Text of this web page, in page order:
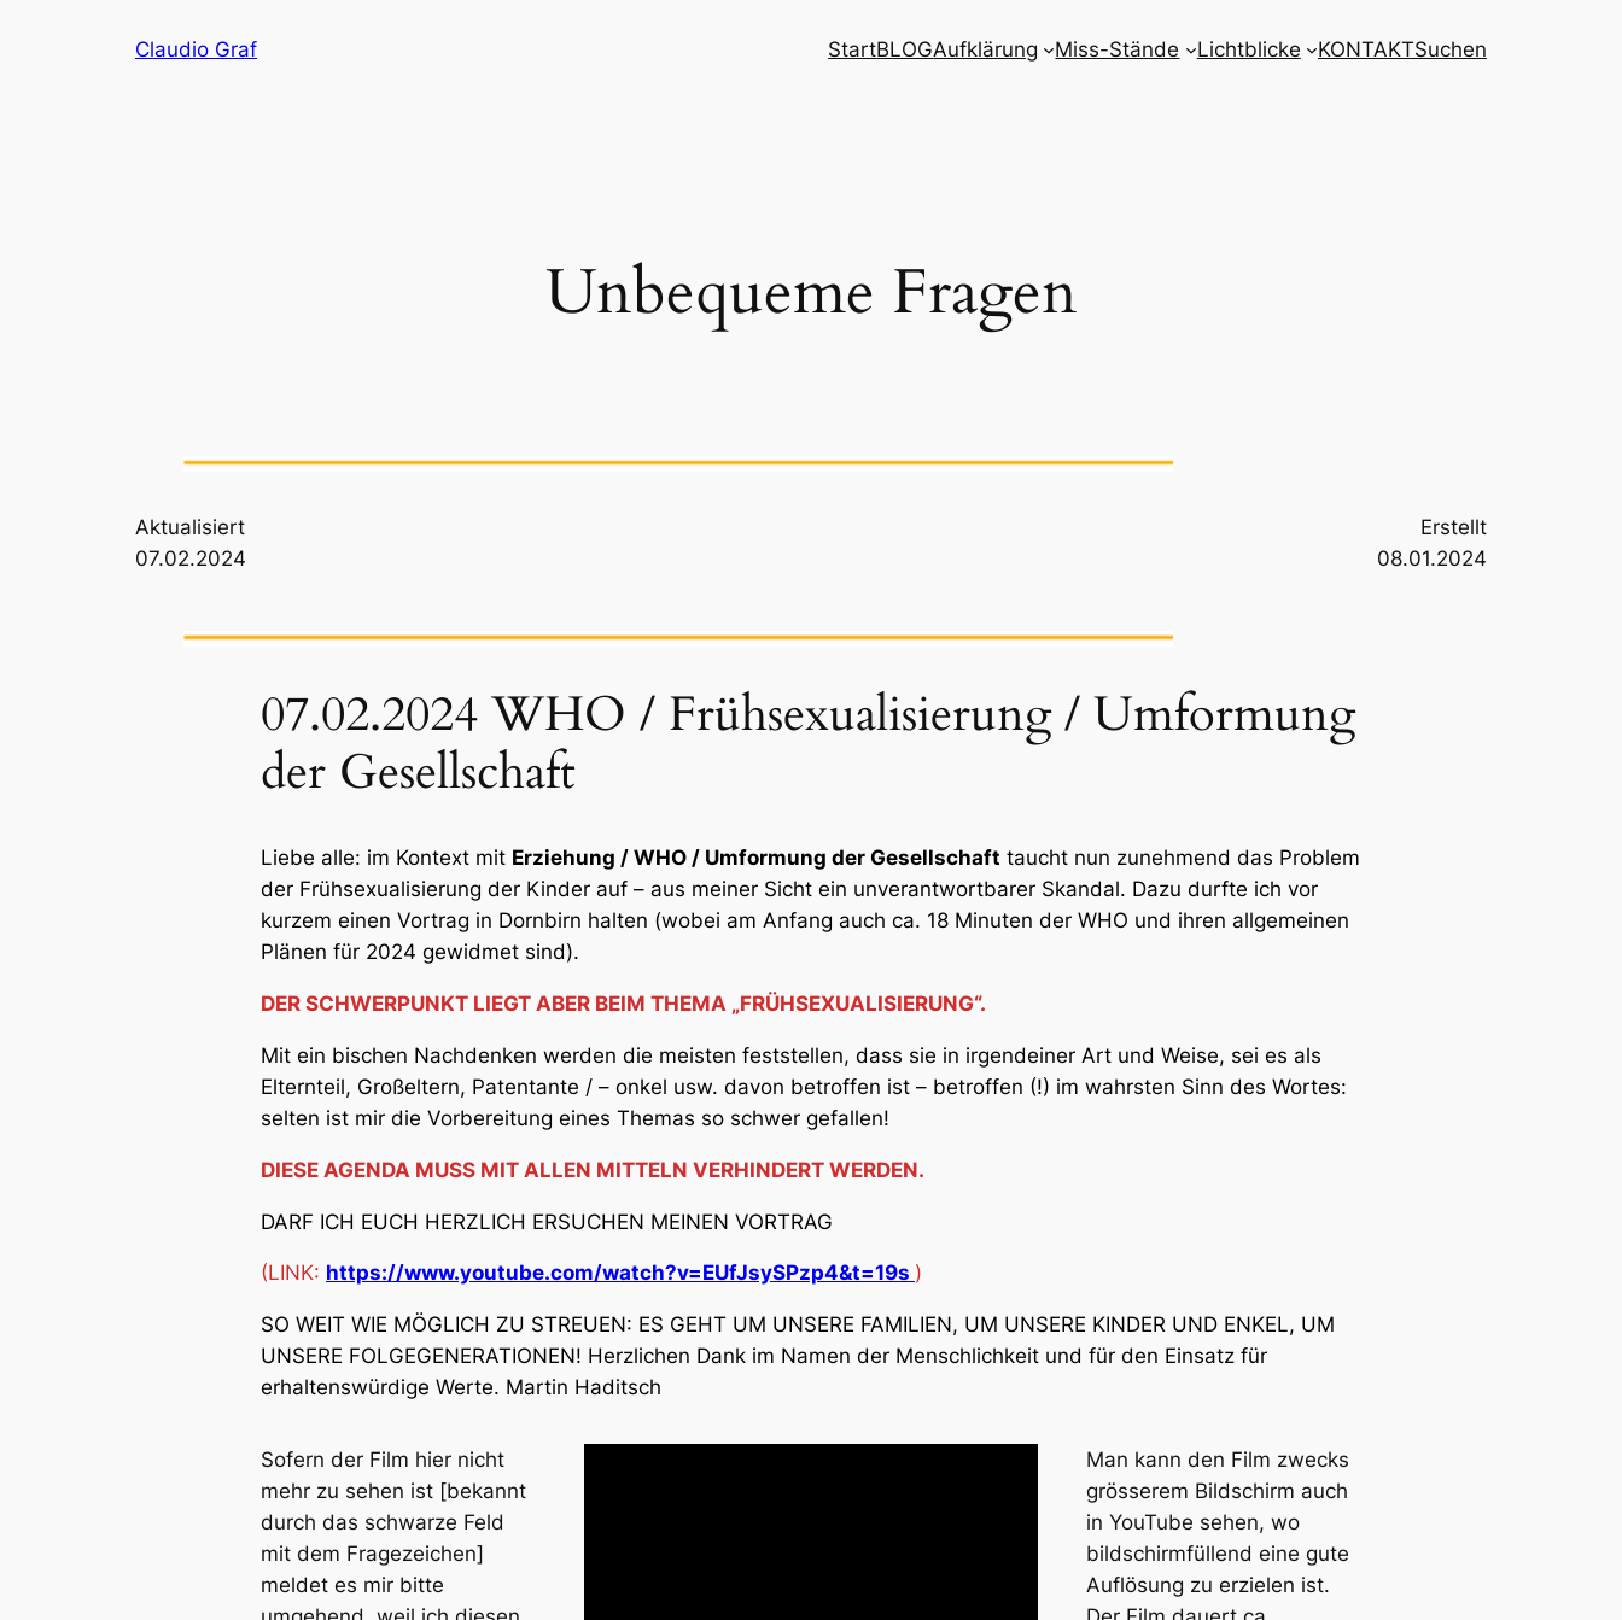
Claudio Graf StartBLOGAufklärung Miss-Stände Lichtblicke KONTAKTSuchen
Unbequeme Fragen
Aktualisiert
07.02.2024
Erstellt
08.01.2024
07.02.2024 WHO / Frühsexualisierung / Umformung
der Gesellschaft
Liebe alle: im Kontext mit Erziehung / WHO / Umformung der Gesellschaft taucht nun zunehmend das Problem
der Frühsexualisierung der Kinder auf – aus meiner Sicht ein unverantwortbarer Skandal. Dazu durfte ich vor
kurzem einen Vortrag in Dornbirn halten (wobei am Anfang auch ca. 18 Minuten der WHO und ihren allgemeinen
Plänen für 2024 gewidmet sind).
DER SCHWERPUNKT LIEGT ABER BEIM THEMA „FRÜHSEXUALISIERUNG“.
Mit ein bischen Nachdenken werden die meisten feststellen, dass sie in irgendeiner Art und Weise, sei es als
Elternteil, Großeltern, Patentante / – onkel usw. davon betroffen ist – betroffen (!) im wahrsten Sinn des Wortes:
selten ist mir die Vorbereitung eines Themas so schwer gefallen!
DIESE AGENDA MUSS MIT ALLEN MITTELN VERHINDERT WERDEN.
DARF ICH EUCH HERZLICH ERSUCHEN MEINEN VORTRAG
(LINK: https://www.youtube.com/watch?v=EUfJsySPzp4&t=19s )
SO WEIT WIE MÖGLICH ZU STREUEN: ES GEHT UM UNSERE FAMILIEN, UM UNSERE KINDER UND ENKEL, UM
UNSERE FOLGEGENERATIONEN! Herzlichen Dank im Namen der Menschlichkeit und für den Einsatz für
erhaltenswürdige Werte. Martin Haditsch
Sofern der Film hier nicht
mehr zu sehen ist [bekannt
durch das schwarze Feld
mit dem Fragezeichen]
meldet es mir bitte
Man kann den Film zwecks
grösserem Bildschirm auch
in YouTube sehen, wo
bildschirmfüllend eine gute
Auflösung zu erzielen ist.